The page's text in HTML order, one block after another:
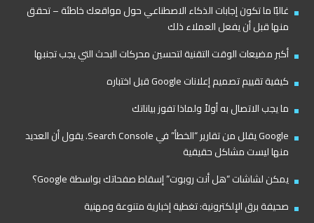
غالبًا ما تكون إجابات الذكاء الاصطناعي حول مواقعك خاطئة – تحقق
منها قبل أن يفعل العملاء ذلك
أكبر مضيعات الوقت التقنية لتحسين محركات البحث التي يجب تجنبها
كيفية تقييم تصميم إعلانات Google قبل اختباره
ما يجب الاتصال به أولاً ولماذا تفوز بياناتك
Google يقلل من تقارير “الخطأ” في Search Console. يقول أن العديد
منها ليست مشاكل حقيقية
يمكن لشاشات “هل أنت روبوت” إسقاط صفحاتك بواسطة Google؟
صحيفة برق الإلكترونية: تغطية إخبارية متنوعة ومهنية